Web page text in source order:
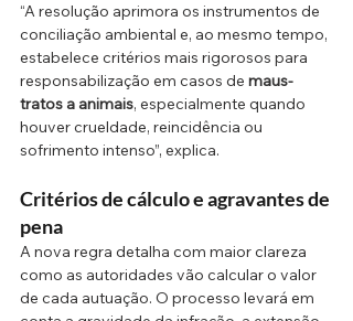
“A resolução aprimora os instrumentos de
conciliação ambiental e, ao mesmo tempo,
estabelece critérios mais rigorosos para
responsabilização em casos de maus-
tratos a animais, especialmente quando
houver crueldade, reincidência ou
sofrimento intenso”, explica.
Critérios de cálculo e agravantes de
pena
A nova regra detalha com maior clareza
como as autoridades vão calcular o valor
de cada autuação. O processo levará em